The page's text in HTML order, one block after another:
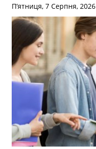
П’ятниця, 7 Серпня, 2026